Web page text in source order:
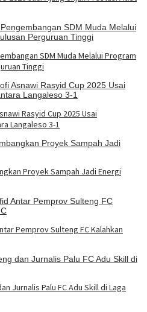
SDM Muda Melalui Program
Tinggi
Rasyid Cup 2025 Usai
Langaleso 3-1
Proyek Sampah Jadi Energi
Pemprov Sulteng FC Kalahkan
Jurnalis Palu FC Adu Skill di Laga